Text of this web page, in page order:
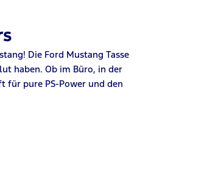
Die Ford Mustang Tasse
haben. Ob im Büro, in der
für pure PS-Power und den